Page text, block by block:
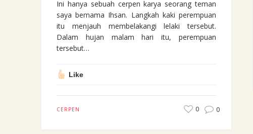
Ini hanya sebuah cerpen karya seorang teman
saya bernama Ihsan. Langkah kaki perempuan
itu menjauh membelakangi lelaki tersebut.
Dalam hujan malam hari itu, perempuan
tersebut…
Like
CERPEN 0 0